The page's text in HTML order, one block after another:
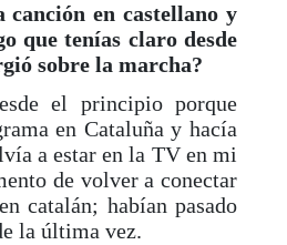
canción en castellano y
que tenías claro desde
sobre la marcha?
el principio porque
en Cataluña y hacía
a estar en la TV en mi
de volver a conectar
catalán; habían pasado
la última vez.